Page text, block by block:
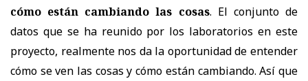
cómo están cambiando las cosas. El conjunto de
datos que se ha reunido por los laboratorios en este
proyecto, realmente nos da la oportunidad de entender
cómo se ven las cosas y cómo están cambiando. Así que